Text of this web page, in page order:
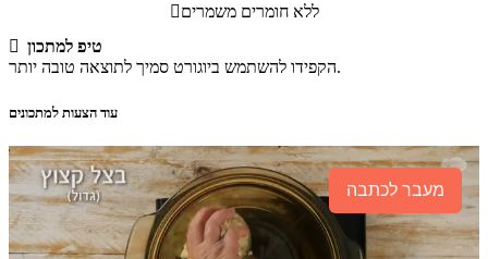
ללא חומרים משמרים
 טיפ למתכון
הקפידו להשתמש ביוגורט סמיך לתוצאה טובה יותר.
עוד הצעות למתכונים
מעבר לכתבה